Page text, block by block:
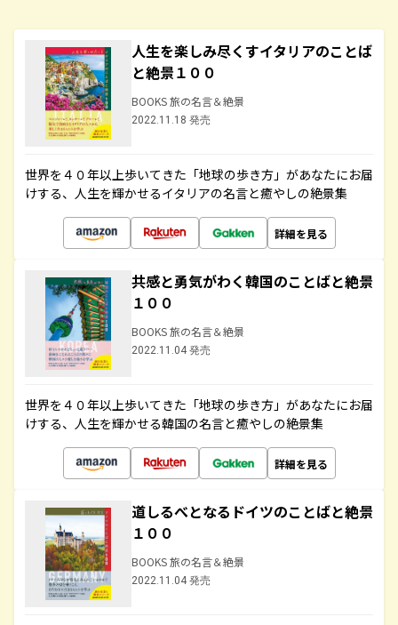
人生を楽しみ尽くすイタリアのことば
と絶景１００
BOOKS 旅の名言＆絶景
2022.11.18 発売
世界を４０年以上歩いてきた「地球の歩き方」があなたにお届
けする、人生を輝かせるイタリアの名言と癒やしの絶景集
詳細を見る
共感と勇気がわく韓国のことばと絶景
１００
BOOKS 旅の名言＆絶景
2022.11.04 発売
世界を４０年以上歩いてきた「地球の歩き方」があなたにお届
けする、人生を輝かせる韓国の名言と癒やしの絶景集
詳細を見る
道しるべとなるドイツのことばと絶景
１００
BOOKS 旅の名言＆絶景
2022.11.04 発売